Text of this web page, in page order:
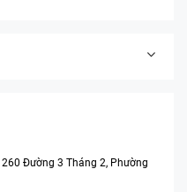
260 Đường 3 Tháng 2, Phường